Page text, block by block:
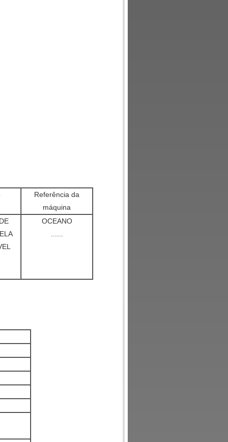
Referência da
máquina
OCEANO